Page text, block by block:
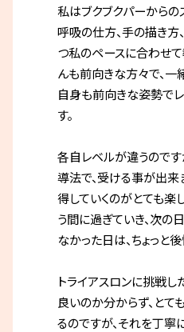
私はブクブクパーからの
呼吸の仕方、手の描き
つ私のペースに合わせ
んも前向きな方々で、一
自身も前向きな姿勢で
す。
各自レベルが違うので
導法で、受ける事が出来
得していくのがとても楽
う間に過ぎていき、次の
なかった日は、ちょっと
トライアスロンに挑戦し
良いのか分からず、と
るのですが、それを丁寧